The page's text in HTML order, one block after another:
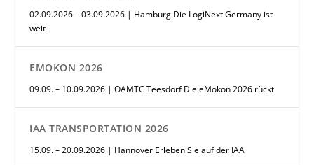
02.09.2026 – 03.09.2026 | Hamburg Die LogiNext Germany ist
weit
EMOKON 2026
09.09. – 10.09.2026 | ÖAMTC Teesdorf Die eMokon 2026 rückt
IAA TRANSPORTATION 2026
15.09. – 20.09.2026 | Hannover Erleben Sie auf der IAA